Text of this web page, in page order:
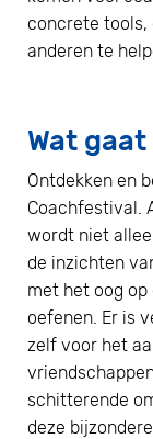
concrete tools,
anderen te
Wat
Ontdekken en
Coachfestival.
wordt niet
de inzichten
met het oog
oefenen. Er is
zelf voor het
schitterende
deze bijzondere